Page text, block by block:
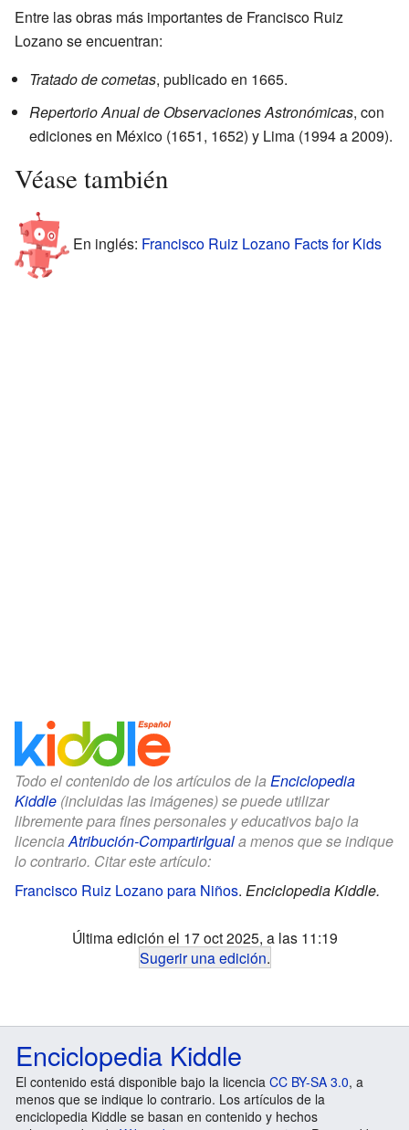
Entre las obras más importantes de Francisco Ruiz
Lozano se encuentran:
Tratado de cometas, publicado en 1665.
Repertorio Anual de Observaciones Astronómicas, con
ediciones en México (1651, 1652) y Lima (1994 a 2009).
Véase también
En inglés: Francisco Ruiz Lozano Facts for Kids
Todo el contenido de los artículos de la Enciclopedia
Kiddle (incluidas las imágenes) se puede utilizar
libremente para fines personales y educativos bajo la
licenciaAtribución-CompartirIguala menos que se indique
lo contrario. Citar este artículo:
Francisco Ruiz Lozano para Niños. Enciclopedia Kiddle.
Última edición el 17 oct 2025, a las 11:19
Sugerir una edición.
Enciclopedia Kiddle
El contenido está disponible bajo la licencia CC BY-SA 3.0, a
menos que se indique lo contrario. Los artículos de la
enciclopedia Kiddle se basan en contenido y hechos